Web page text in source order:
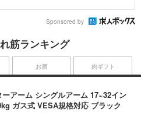
Sponsored by
筋ランキング
アーム シングルアーム 17~32イン
ガス式 VESA規格対応 ブラック
お酒 肉ギフト